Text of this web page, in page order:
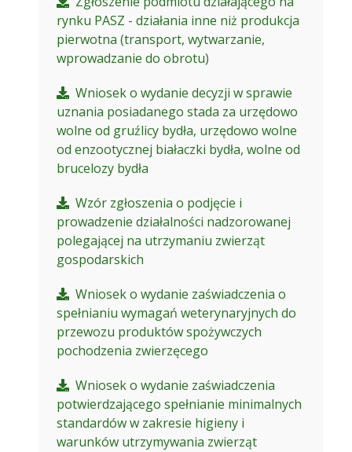
rynku PASZ - działania inne niż produkcja
pierwotna (transport, wytwarzanie,
wprowadzanie do obrotu)
Wniosek o wydanie decyzji w sprawie
uznania posiadanego stada za urzędowo
wolne od gruźlicy bydła, urzędowo wolne
od enzootycznej białaczki bydła, wolne od
brucelozy bydła
Wzór zgłoszenia o podjęcie i
prowadzenie działalności nadzorowanej
polegającej na utrzymaniu zwierząt
gospodarskich
Wniosek o wydanie zaświadczenia o
spełnianiu wymagań weterynaryjnych do
przewozu produktów spożywczych
pochodzenia zwierzęcego
Wniosek o wydanie zaświadczenia
potwierdzającego spełnianie minimalnych
standardów w zakresie higieny i
warunków utrzymywania zwierząt